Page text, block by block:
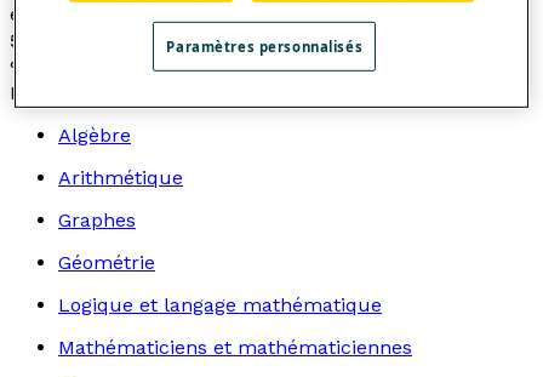
est vendu 400 $, alors cette réduction est de 100 $, soit
500 − 400 = 100. Cela correspond à un rabais de 20
%. En effet, 100 ÷ 500 = 0,2 et 0,2 correspond à 20 %.
Recherche par thème
Algèbre
Arithmétique
Graphes
Géométrie
Logique et langage mathématique
Mathématiciens et mathématiciennes
Paramètres personnalisés